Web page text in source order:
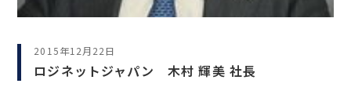
2015年12月22日
ロジネットジャパン 木村 輝美 社長